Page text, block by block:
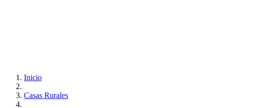
Inicio
Casas Rurales